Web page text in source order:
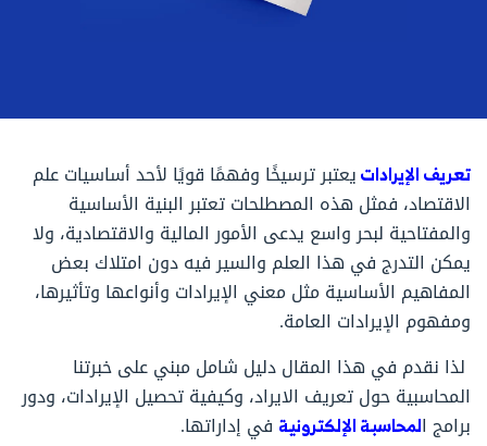
تعريف الإيراداتيعتبر ترسيخًا وفهمًا قويًا لأحد أساسيات علم
الاقتصاد، فمثل هذه المصطلحات تعتبر البنية الأساسية
والمفتاحية لبحر واسع يدعى الأمور المالية والاقتصادية، ولا
يمكن التدرج في هذا العلم والسير فيه دون امتلاك بعض
المفاهيم الأساسية مثل معني الإيرادات وأنواعها وتأثيرها،
ومفهوم الإيرادات العامة.
لذا نقدم في هذا المقال دليل شامل مبني على خبرتنا
المحاسبية حول تعريف الايراد، وكيفية تحصيل الإيرادات، ودور
برامج المحاسبة الإلكترونية في إداراتها.